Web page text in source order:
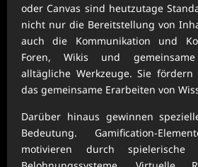
oder Canvas sind heutzutage
nicht nur die Bereitstellung von
auch die Kommunikation und
Foren, Wikis und
alltägliche Werkzeuge. Sie
das gemeinsame Erarbeiten von
Darüber hinaus gewinnen
Bedeutung. Gamification-
motivieren durch spielerische